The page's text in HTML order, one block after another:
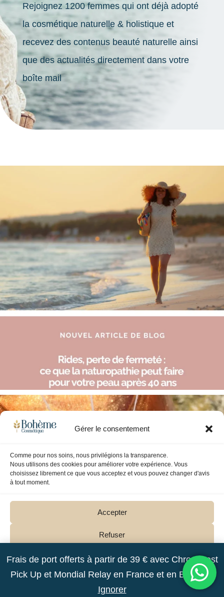
Gérer le consentement
Comme pour nos soins, nous privilégions la transparence.
Nous utilisons des cookies pour améliorer votre expérience. Vous
choisissez librement ce que vous acceptez et vous pouvez changer d'avis
à tout moment.
Accepter
Refuser
Voir les préférences
Frais de port offerts à partir de 39 € avec Chronopost
Pick Up et Mondial Relay en France et en Belgique
Ignorer
Rejoignez 1200 femmes qui ont déjà adopté
la cosmétique naturelle & holistique et
recevez des contenus beauté naturelle ainsi
que des actualités directement dans votre
boîte mail